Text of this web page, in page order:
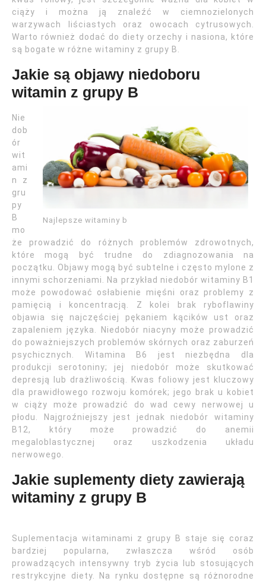
ciąży i można ją znaleźć w ciemnozielonych
warzywach liściastych oraz owocach cytrusowych.
Warto również dodać do diety orzechy i nasiona, które
są bogate w różne witaminy z grupy B.
Jakie są objawy niedoboru
witamin z grupy B
Najlepsze witaminy b
Nie
dob
ór
wit
ami
n z
gru
py
B
mo
że prowadzić do różnych problemów zdrowotnych,
które mogą być trudne do zdiagnozowania na
początku. Objawy mogą być subtelne i często mylone z
innymi schorzeniami. Na przykład niedobór witaminy B1
może powodować osłabienie mięśni oraz problemy z
pamięcią i koncentracją. Z kolei brak ryboflawiny
objawia się najczęściej pękaniem kącików ust oraz
zapaleniem języka. Niedobór niacyny może prowadzić
do poważniejszych problemów skórnych oraz zaburzeń
psychicznych. Witamina B6 jest niezbędna dla
produkcji serotoniny; jej niedobór może skutkować
depresją lub drażliwością. Kwas foliowy jest kluczowy
dla prawidłowego rozwoju komórek; jego brak u kobiet
w ciąży może prowadzić do wad cewy nerwowej u
płodu. Najgroźniejszy jest jednak niedobór witaminy
B12, który może prowadzić do anemii
megaloblastycznej oraz uszkodzenia układu
nerwowego.
Jakie suplementy diety zawierają
witaminy z grupy B
Suplementacja witaminami z grupy B staje się coraz
bardziej popularna, zwłaszcza wśród osób
prowadzących intensywny tryb życia lub stosujących
restrykcyjne diety. Na rynku dostępne są różnorodne